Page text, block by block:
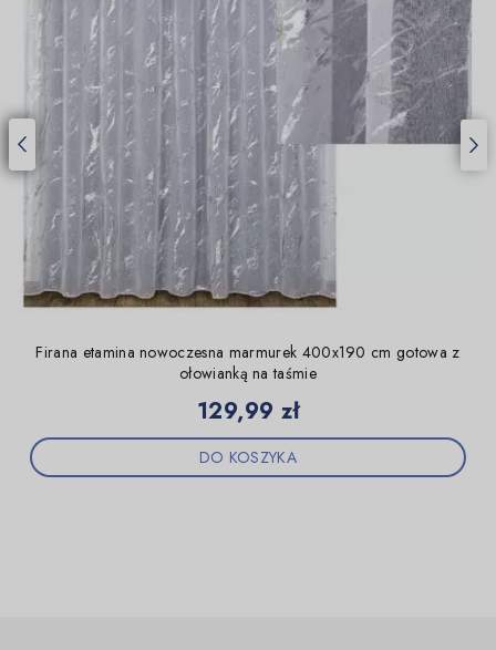
Firana etamina nowoczesna marmurek 400x190 cm gotowa z
ołowianką na taśmie
Cena
129,99 zł
DO KOSZYKA